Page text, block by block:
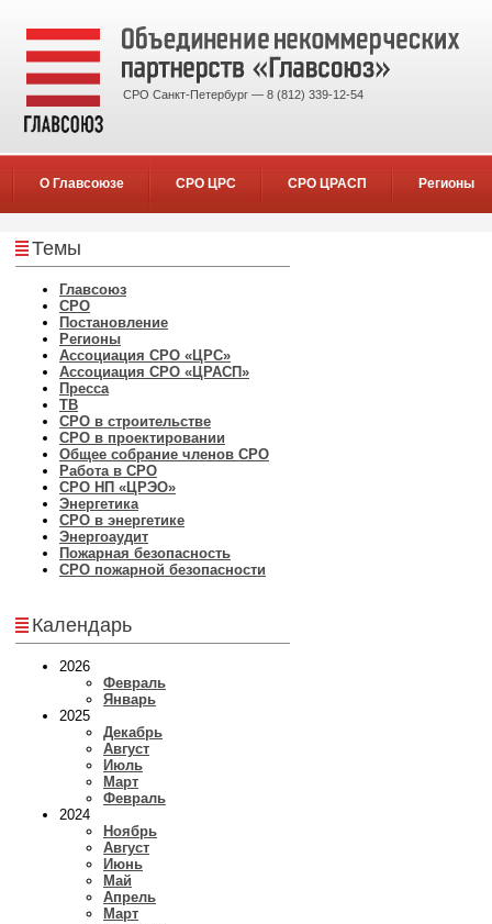
СРО Санкт-Петербург — 8 (812) 339-12-54
О Главсоюзе СРО ЦРС СРО ЦРАСП Регионы
Темы
Главсоюз
СРО
Постановление
Регионы
Ассоциация СРО «ЦРС»
Ассоциация СРО «ЦРАСП»
Пресса
ТВ
СРО в строительстве
СРО в проектировании
Общее собрание членов СРО
Работа в СРО
СРО НП «ЦРЭО»
Энергетика
СРО в энергетике
Энергоаудит
Пожарная безопасность
СРО пожарной безопасности
Календарь
2026
Февраль
Январь
2025
Декабрь
Август
Июль
Март
Февраль
2024
Ноябрь
Август
Июнь
Май
Апрель
Март